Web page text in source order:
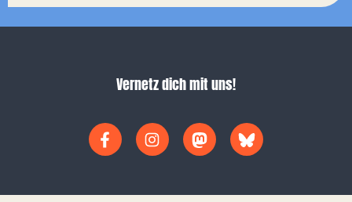
Vernetz dich mit uns!